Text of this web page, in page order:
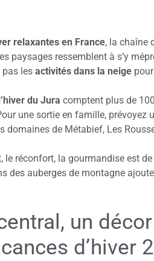
relaxantes en France, la chaîne
paysages ressemblent à s’y
les activités dans la neige
du Jura comptent plus de
une sortie en famille, prévoyez
domaines de Métabief, Les
le réconfort, la gourmandise est
des auberges de montagne
un
d’hiver